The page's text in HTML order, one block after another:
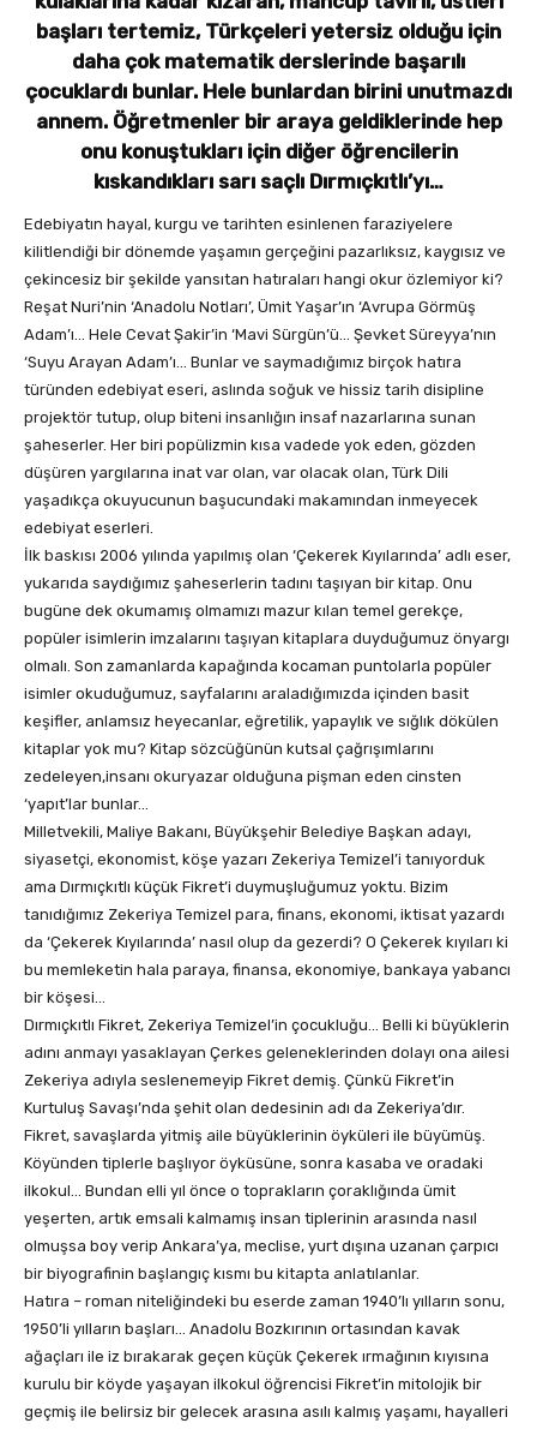
başları tertemiz, Türkçeleri yetersiz olduğu için
daha çok matematik derslerinde başarılı
çocuklardı bunlar. Hele bunlardan birini unutmazdı
annem. Öğretmenler bir araya geldiklerinde hep
onu konuştukları için diğer öğrencilerin
kıskandıkları sarı saçlı Dırmıçkıtlı’yı…
Edebiyatın hayal, kurgu ve tarihten esinlenen faraziyelere
kilitlendiği bir dönemde yaşamın gerçeğini pazarlıksız, kaygısız ve
çekincesiz bir şekilde yansıtan hatıraları hangi okur özlemiyor ki?
Reşat Nuri’nin ‘Anadolu Notları’, Ümit Yaşar’ın ‘Avrupa Görmüş
Adam’ı… Hele Cevat Şakir’in ‘Mavi Sürgün’ü… Şevket Süreyya’nın
‘Suyu Arayan Adam’ı… Bunlar ve saymadığımız birçok hatıra
türünden edebiyat eseri, aslında soğuk ve hissiz tarih disipline
projektör tutup, olup biteni insanlığın insaf nazarlarına sunan
şaheserler. Her biri popülizmin kısa vadede yok eden, gözden
düşüren yargılarına inat var olan, var olacak olan, Türk Dili
yaşadıkça okuyucunun başucundaki makamından inmeyecek
edebiyat eserleri.
İlk baskısı 2006 yılında yapılmış olan ‘Çekerek Kıyılarında’ adlı eser,
yukarıda saydığımız şaheserlerin tadını taşıyan bir kitap. Onu
bugüne dek okumamış olmamızı mazur kılan temel gerekçe,
popüler isimlerin imzalarını taşıyan kitaplara duyduğumuz önyargı
olmalı. Son zamanlarda kapağında kocaman puntolarla popüler
isimler okuduğumuz, sayfalarını araladığımızda içinden basit
keşifler, anlamsız heyecanlar, eğretilik, yapaylık ve sığlık dökülen
kitaplar yok mu? Kitap sözcüğünün kutsal çağrışımlarını
zedeleyen,insanı okuryazar olduğuna pişman eden cinsten
‘yapıt’lar bunlar…
Milletvekili, Maliye Bakanı, Büyükşehir Belediye Başkan adayı,
siyasetçi, ekonomist, köşe yazarı Zekeriya Temizel’i tanıyorduk
ama Dırmıçkıtlı küçük Fikret’i duymuşluğumuz yoktu. Bizim
tanıdığımız Zekeriya Temizel para, finans, ekonomi, iktisat yazardı
da ‘Çekerek Kıyılarında’ nasıl olup da gezerdi? O Çekerek kıyıları ki
bu memleketin hala paraya, finansa, ekonomiye, bankaya yabancı
bir köşesi…
Dırmıçkıtlı Fikret, Zekeriya Temizel’in çocukluğu… Belli ki büyüklerin
adını anmayı yasaklayan Çerkes geleneklerinden dolayı ona ailesi
Zekeriya adıyla seslenemeyip Fikret demiş. Çünkü Fikret’in
Kurtuluş Savaşı’nda şehit olan dedesinin adı da Zekeriya’dır.
Fikret, savaşlarda yitmiş aile büyüklerinin öyküleri ile büyümüş.
Köyünden tiplerle başlıyor öyküsüne, sonra kasaba ve oradaki
ilkokul… Bundan elli yıl önce o toprakların çoraklığında ümit
yeşerten, artık emsali kalmamış insan tiplerinin arasında nasıl
olmuşsa boy verip Ankara’ya, meclise, yurt dışına uzanan çarpıcı
bir biyografinin başlangıç kısmı bu kitapta anlatılanlar.
Hatıra – roman niteliğindeki bu eserde zaman 1940’lı yılların sonu,
1950’li yılların başları… Anadolu Bozkırının ortasından kavak
ağaçları ile iz bırakarak geçen küçük Çekerek ırmağının kıyısına
kurulu bir köyde yaşayan ilkokul öğrencisi Fikret’in mitolojik bir
geçmiş ile belirsiz bir gelecek arasına asılı kalmış yaşamı, hayalleri